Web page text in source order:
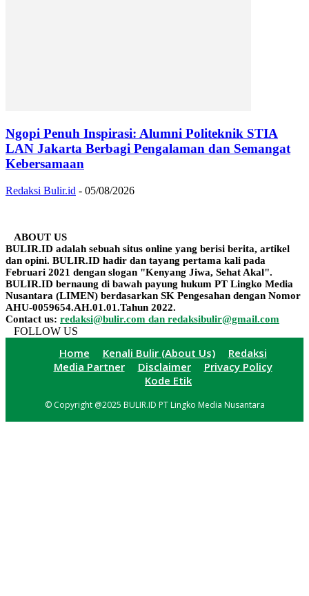
Ngopi Penuh Inspirasi: Alumni Politeknik STIA
LAN Jakarta Berbagi Pengalaman dan Semangat
Kebersamaan
Redaksi Bulir.id - 05/08/2026
ABOUT US
BULIR.ID adalah sebuah situs online yang berisi berita, artikel
dan opini. BULIR.ID hadir dan tayang pertama kali pada
Februari 2021 dengan slogan "Kenyang Jiwa, Sehat Akal".
BULIR.ID bernaung di bawah payung hukum PT Lingko Media
Nusantara (LIMEN) berdasarkan SK Pengesahan dengan Nomor
AHU-0059654.AH.01.01.Tahun 2022.
Contact us: redaksi@bulir.com dan redaksibulir@gmail.com
FOLLOW US
Home Kenali Bulir (About Us)
Redaksi
Media Partner
Disclaimer
Privacy Policy
Kode Etik
© Copyright @2025 BULIR.ID PT Lingko Media Nusantara